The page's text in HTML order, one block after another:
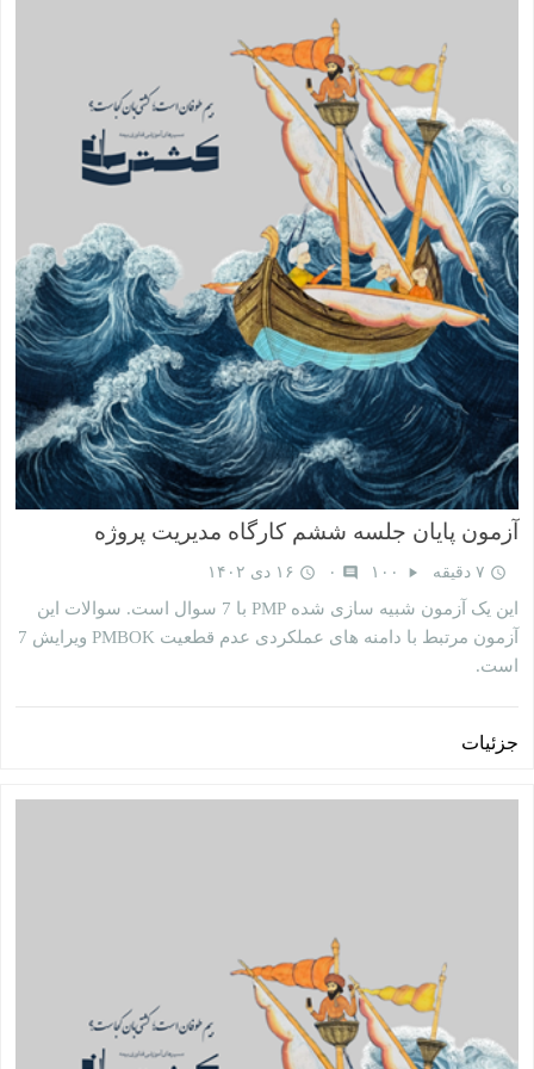
آزمون پایان جلسه ششم کارگاه مدیریت پروژه
query_builder ۷ دقیقه play_arrow ۱۰۰ comment ۰ query_builder ۱۶ دی ۱۴۰۲
این یک آزمون شبیه سازی شده PMP با 7 سوال است. سوالات این
آزمون مرتبط با دامنه های عملکردی عدم قطعیت PMBOK ویرایش 7
است.
جزئیات